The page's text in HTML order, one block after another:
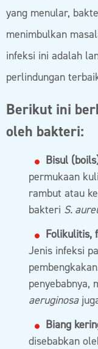
yang menular,
menimbulkan
infeksi ini adalah
perlindungan
Berikut ini
oleh bakteri:
Bisul
permukaan
rambut atau
bakteri S.
Folikulitis,
Jenis infeksi
penyebabnya,
aeruginosa
Biang
disebabkan